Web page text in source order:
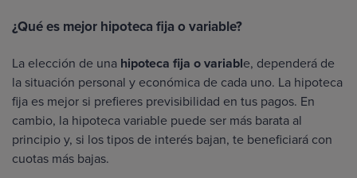
¿Qué es mejor hipoteca fija o variable?
La elección de una hipoteca fija o variable, dependerá de
la situación personal y económica de cada uno. La hipoteca
fija es mejor si prefieres previsibilidad en tus pagos. En
cambio, la hipoteca variable puede ser más barata al
principio y, si los tipos de interés bajan, te beneficiará con
cuotas más bajas.